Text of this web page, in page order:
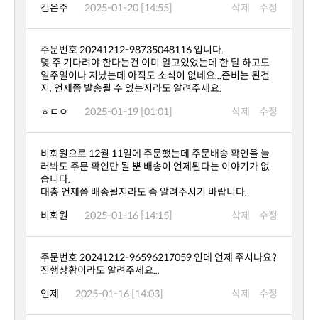
김은주
2025-01-20 [14:55] 삭제 수정
주문번호 20241212-98735048116 입니다.
지, 언제쯤 발송될 수 있는지라도 알려주세요.
ㅎㄷㅇ
2025-01-19 [01:01] 삭제 수정
습니다.
대충 언제쯤 배송될지라도 좀 알려주시기 바랍니다.
비회원
2025-01-16 [14:15] 삭제 수정
진행상황이라도 알려주세요...
언제
2025-01-16 [14:03] 삭제 수정